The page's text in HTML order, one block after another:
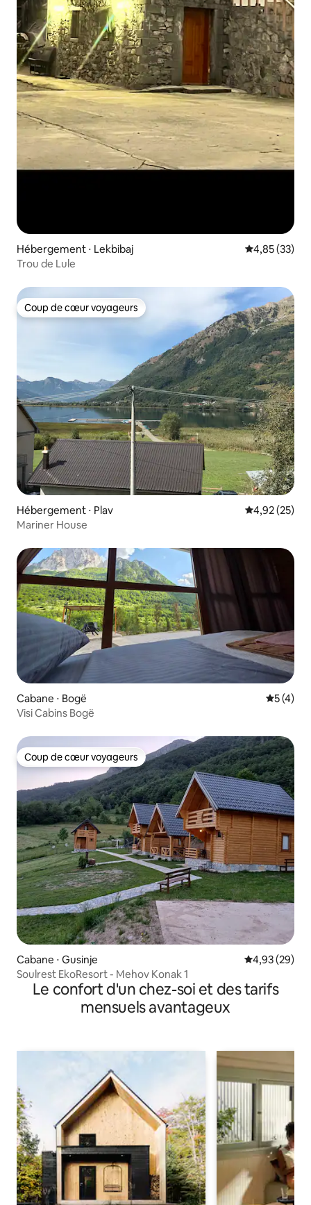
Hébergement ⋅ Lekbibaj Évaluation
4,85 (33)
Trou de Lule
Coup de cœur voyageurs
Coup de cœur voyageurs
Hébergement ⋅ Plav Évaluation
4,92 (25)
Mariner House
Cabane ⋅ Bogë
5 (4)
Visi Cabins Bogë
Coup de cœur voyageurs
Coup de cœur voyageurs
Cabane ⋅ Gusinje Évaluation
4,93 (29)
Soulrest EkoResort - Mehov Konak 1
Le confort d'un chez-soi et des tarifs
mensuels avantageux